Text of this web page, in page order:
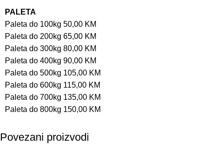
PALETA
Paleta do 100kg 50,00 KM
Paleta do 200kg 65,00 KM
Paleta do 300kg 80,00 KM
Paleta do 400kg 90,00 KM
Paleta do 500kg 105,00 KM
Paleta do 600kg 115,00 KM
Paleta do 700kg 135,00 KM
Paleta do 800kg 150,00 KM
Povezani proizvodi